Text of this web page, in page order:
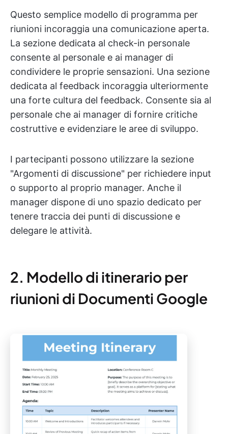
Questo semplice modello di programma per
riunioni incoraggia una comunicazione aperta.
La sezione dedicata al check-in personale
consente al personale e ai manager di
condividere le proprie sensazioni. Una sezione
dedicata al feedback incoraggia ulteriormente
una forte cultura del feedback. Consente sia al
personale che ai manager di fornire critiche
costruttive e evidenziare le aree di sviluppo.
I partecipanti possono utilizzare la sezione
"Argomenti di discussione" per richiedere input
o supporto al proprio manager. Anche il
manager dispone di uno spazio dedicato per
tenere traccia dei punti di discussione e
delegare le attività.
2. Modello di itinerario per
riunioni di Documenti Google